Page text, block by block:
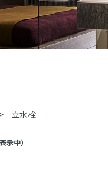
> 立水栓
示中）